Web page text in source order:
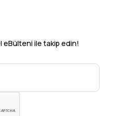
eBülteni ile takip edin!